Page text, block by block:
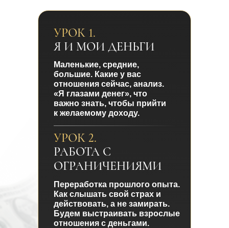
УРОК 1.
Я И МОИ ДЕНЬГИ
Маленькие, средние,
большие. Какие у вас
отношения сейчас, анализ.
«Я глазами денег», что
важно знать, чтобы прийти
к желаемому доходу.
УРОК 2.
РАБОТА С
ОГРАНИЧЕНИЯМИ
Переработка прошлого опыта.
Как слышать свой страх и
действовать, а не замирать.
Будем выстраивать взрослые
отношения с деньгами.